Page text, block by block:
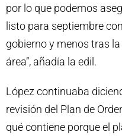
por lo que podemos
listo para septiembre
gobierno y menos tras
área”, añadía la edil.
López continuaba
revisión del Plan de
qué contiene porque el